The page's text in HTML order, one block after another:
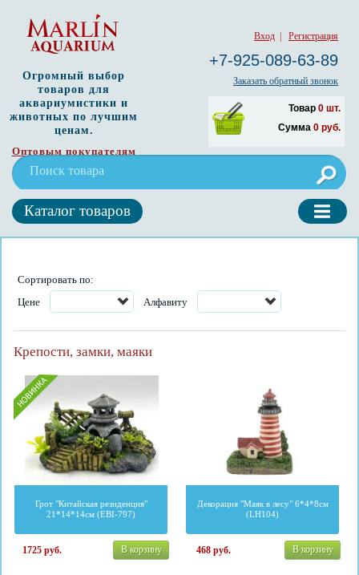
Вход Регистрация
+7-925-089-63-89
Заказать обратный звонок
Товар 0 шт.
Сумма 0 руб.
Огромный выбор
товаров для
аквариумистики и
животных по лучшим
ценам.
Оптовым покупателям
Каталог товаров
Сортировать по:
Цене
Алфавиту
Крепости, замки, маяки
Грот "Китайская резиденция"
21*14*14см (EBI-797)
1725руб. В корзину
Декорация "Маяк в лесу" 6*4*8см
(LH104)
468руб. В корзину